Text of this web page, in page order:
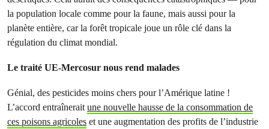
la population locale comme pour la faune, mais aussi pour la
planète entière, car la forêt tropicale joue un rôle clé dans la
régulation du climat mondial.
Le traité UE-Mercosur nous rend malades
Génial, des pesticides moins chers pour l’Amérique latine !
L’accord entraîneraitune nouvelle hausse de la consommation de
ces poisons agricoles et une augmentation des profits de l’industrie